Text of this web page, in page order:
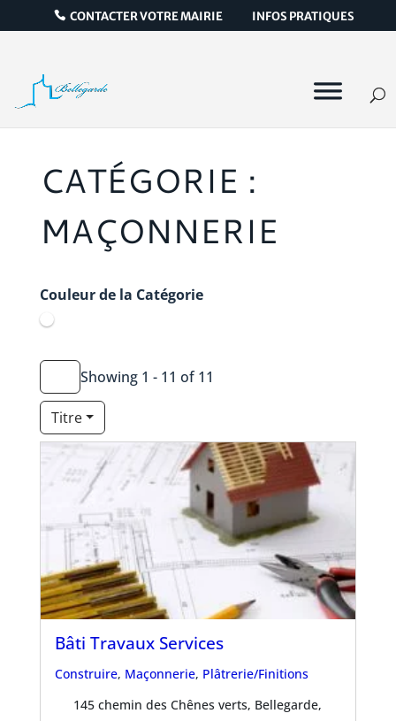
CONTACTER VOTRE MAIRIE INFOS PRATIQUES
CATÉGORIE :
MAÇONNERIE
Couleur de la Catégorie
Showing 1 - 11 of 11
Titre
Bâti Travaux Services
Construire, Maçonnerie, Plâtrerie/Finitions
145 chemin des Chênes verts, Bellegarde,